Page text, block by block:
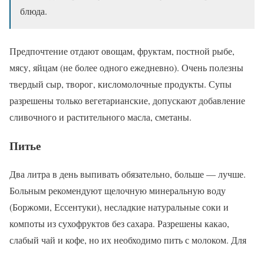
блюда.
Предпочтение отдают овощам, фруктам, постной рыбе,
мясу, яйцам (не более одного ежедневно). Очень полезны
твердый сыр, творог, кисломолочные продукты. Супы
разрешены только вегетарианские, допускают добавление
сливочного и растительного масла, сметаны.
Питье
Два литра в день выпивать обязательно, больше — лучше.
Больным рекомендуют щелочную минеральную воду
(Боржоми, Ессентуки), несладкие натуральные соки и
компоты из сухофруктов без сахара. Разрешены какао,
слабый чай и кофе, но их необходимо пить с молоком. Для